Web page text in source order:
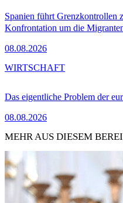
Spanien führt Grenzkontrollen
Konfrontation um die
08.08.2026
Das eigentliche Problem der
08.08.2026
WIRTSCHAFT
MEHR AUS DIESEM